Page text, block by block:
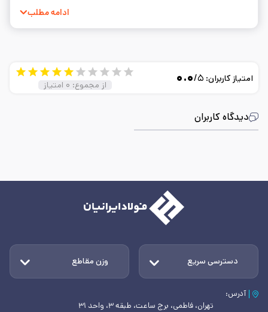
ادامه مطلب
دیدگاه کاربران
امتیاز کاربران: ۰.۰/۵
از مجموع: ۰ امتیاز
دسترسی سریع وزن مقاطع
آدرس:
تهران، فاطمی، برج ساعت، طبقه ۳، واحد ۳۱